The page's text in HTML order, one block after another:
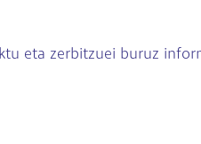
eta zerbitzuei buruz